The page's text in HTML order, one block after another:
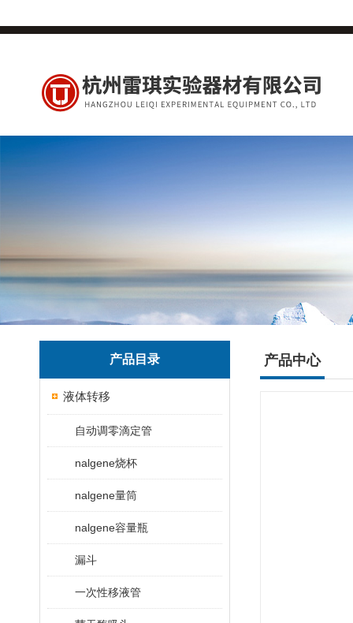
产品目录
液体转移
自动调零滴定管
nalgene烧杯
nalgene量筒
nalgene容量瓶
漏斗
一次性移液管
产品中心